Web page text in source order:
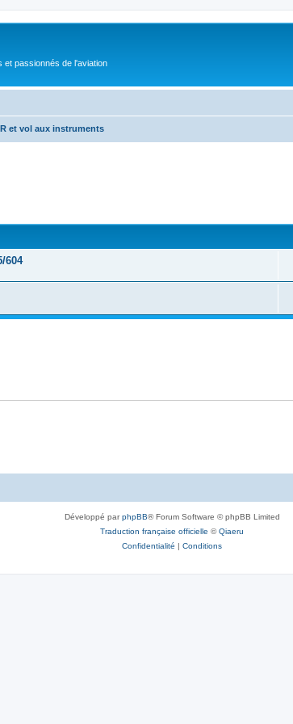
et passionnés de l'aviation
et vol aux instruments
604
Développé parphpBB® Forum Software © phpBB Limited
Traduction française officielle ©Qiaeru
Confidentialité | Conditions